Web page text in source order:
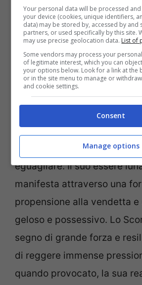
personale a cui reagire con
determinazione. Dall’altra
Scorpione, tra isegni più
aprile, rimane avvolto nel
Governato da Plutone,
trasformazione e rinascita,
esplora luci e ombre,
sfumature dell’essere con
un’intensità che pochi
eguagliare. Il suo essere
manifesta attraverso una
propensione alla vendetta
geloso e possessivo. Lo
segno di grande forza e
di reggere immense
quando provocato, la sua
Your personal data will be processed
your device (cookies, unique identifiers,
data) may be stored by, accessed by and
partners, or used specifically by this site.
may use precise geolocation data. List of
Some vendors may process your
of legitimate interest, which you can
your options below. Look for a link at the
or in the site menu to manage or
and cookie settings.
Consent
Manage options